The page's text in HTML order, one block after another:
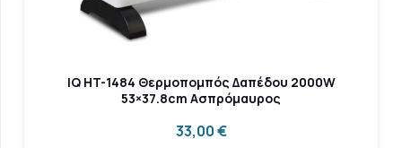
IQ HT-1484 Θερμοπομπός Δαπέδου 2000W
53×37.8cm Ασπρόμαυρος
33,00€